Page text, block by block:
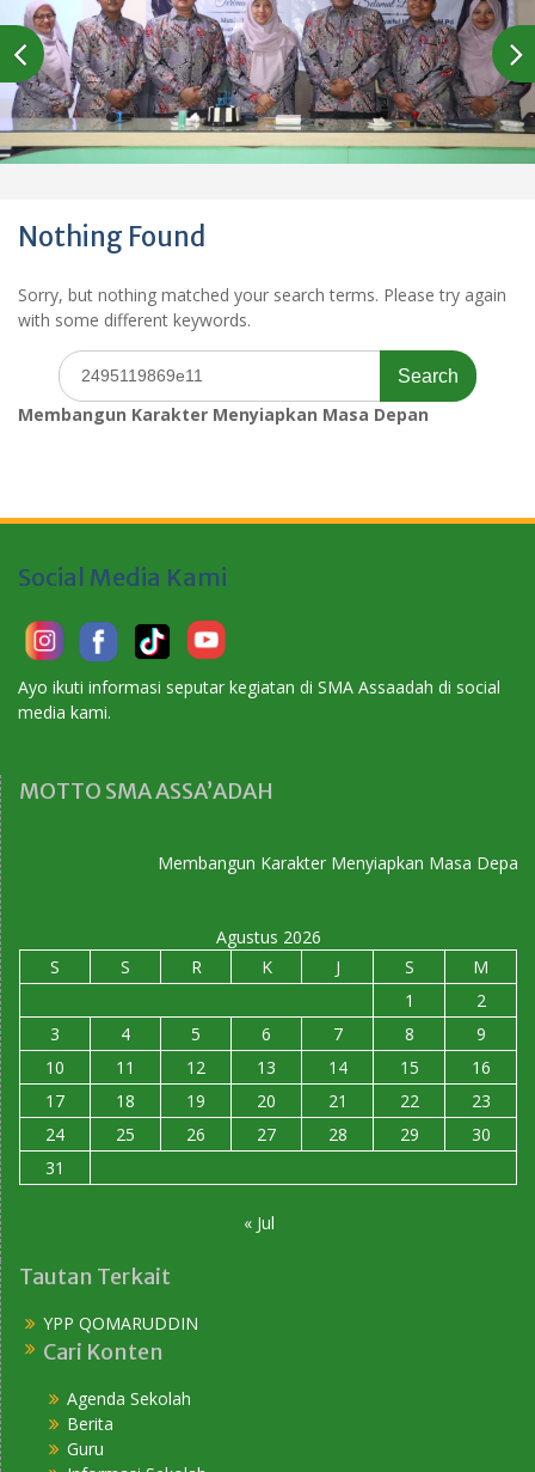
Nothing Found
Sorry, but nothing matched your search terms. Please try again
with some different keywords.
Search
for:
Membangun Karakter Menyiapkan Masa Depan
Social Media Kami
Ayo ikuti informasi seputar kegiatan di SMA Assaadah di social
media kami.
MOTTO SMA ASSA’ADAH
Membangun Karakter Menyiapkan Masa Depan
Agustus 2026
S
S R K J S
M
1
2
3
4 5 6 7 8
9
10
11 12 13 14 15
16
17
18 19 20 21 22
23
24
25 26 27 28 29
30
31
« Jul
Tautan Terkait
YPP QOMARUDDIN
Cari Konten
Agenda Sekolah
Berita
Guru